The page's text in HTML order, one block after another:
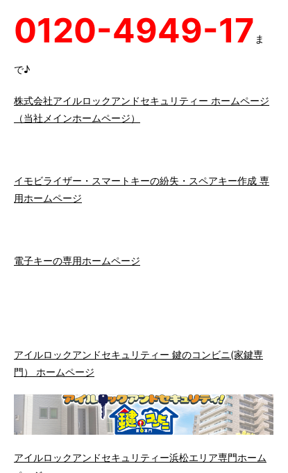
0120-4949-17 ま
で♪
株式会社アイルロックアンドセキュリティー ホームページ
（当社メインホームページ）
イモビライザー・スマートキーの紛失・スペアキー作成 専
用ホームページ
電子キーの専用ホームページ
アイルロックアンドセキュリティー 鍵のコンビニ(家鍵専
門） ホームページ
アイルロックアンドセキュリティー浜松エリア専門ホーム